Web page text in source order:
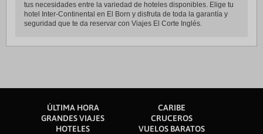
tus necesidades entre la variedad de hoteles disponibles. Elige tu
hotel Inter-Continental en El Born y disfruta de toda la garantía y
seguridad que te da reservar con Viajes El Corte Inglés.
ÚLTIMA HORA
CARIBE
GRANDES VIAJES
CRUCEROS
HOTELES
VUELOS BARATOS